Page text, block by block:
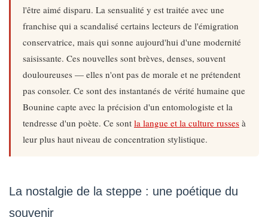
l'être aimé disparu. La sensualité y est traitée avec une
franchise qui a scandalisé certains lecteurs de l'émigration
conservatrice, mais qui sonne aujourd'hui d'une modernité
saisissante. Ces nouvelles sont brèves, denses, souvent
douloureuses — elles n'ont pas de morale et ne prétendent
pas consoler. Ce sont des instantanés de vérité humaine que
Bounine capte avec la précision d'un entomologiste et la
tendresse d'un poète. Ce sont la langue et la culture russes à
leur plus haut niveau de concentration stylistique.
La nostalgie de la steppe : une poétique du
souvenir